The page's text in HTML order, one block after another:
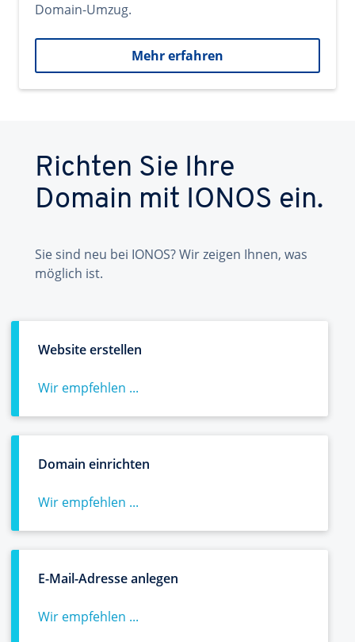
Domain-Umzug.
Mehr erfahren
Richten Sie Ihre
Domain mit IONOS ein.
Sie sind neu bei IONOS? Wir zeigen Ihnen, was
möglich ist.
Website erstellen
Wir empfehlen ...
Domain einrichten
Wir empfehlen ...
E-Mail-Adresse anlegen
Wir empfehlen ...